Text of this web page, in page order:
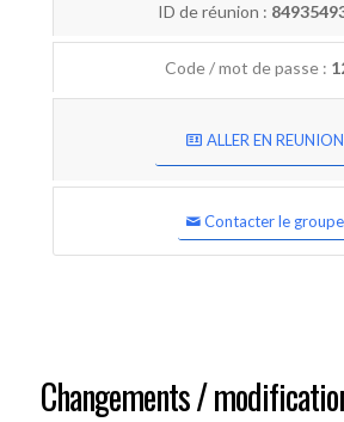
ID de réunion :
Code / mot de passe :
ALLER EN REUNION
Contacter le groupe
Changements /